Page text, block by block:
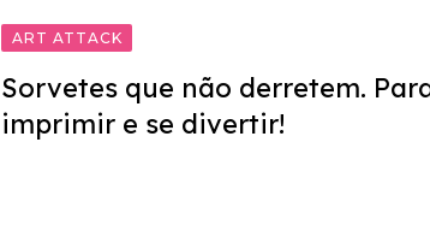
ART ATTACK
Sorvetes que não derretem.
imprimir e se divertir!